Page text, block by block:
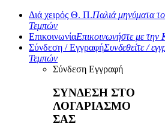
Διά χειρός Θ. Π.Παλιά μηνύματα
Τεμπών
ΕπικοινωνίαΕπικοινωνήστε με
Σύνδεση / ΕγγραφήΣυνδεθείτε /
Τεμπών
Σύνδεση Εγγραφή
ΣΥΝΔΕΣΗ ΣΤΟ
ΛΟΓΑΡΙΑΣΜΟ
ΣΑΣ